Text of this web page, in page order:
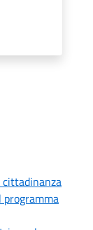
cittadinanza
programma